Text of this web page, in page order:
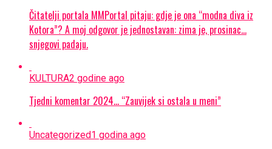
Čitatelji portala MMPortal pitaju: gdje je ona “modna diva iz
Kotora”? A moj odgovor je jednostavan: zima je, prosinac…
snjegovi padaju.
KULTURA2 godine ago
Tjedni komentar 2024… “Zauvijek si ostala u meni”
Uncategorized1 godina ago